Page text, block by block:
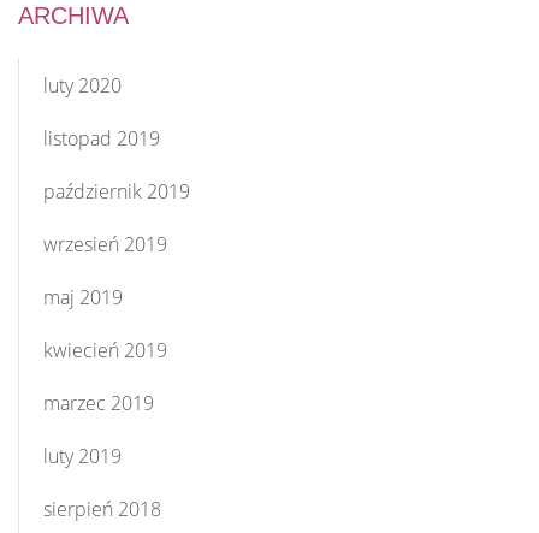
ARCHIWA
luty 2020
listopad 2019
październik 2019
wrzesień 2019
maj 2019
kwiecień 2019
marzec 2019
luty 2019
sierpień 2018